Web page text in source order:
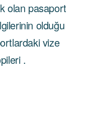
olan pasaport
olduğu
vize
.